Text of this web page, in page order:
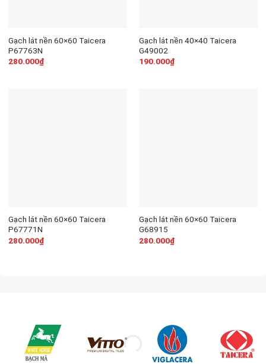
Gạch lát nền 60×60 Taicera
P67763N
280.000₫
Gạch lát nền 40×40 Taicera
G49002
190.000₫
Gạch lát nền 60×60 Taicera
P67771N
280.000₫
Gạch lát nền 60×60 Taicera
G68915
280.000₫